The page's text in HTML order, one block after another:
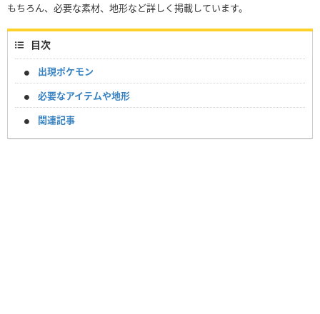
もちろん、必要な素材、地形など詳しく掲載しています。
目次
出現ポケモン
必要なアイテムや地形
関連記事